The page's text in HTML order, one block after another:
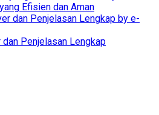
Efisien dan Aman
Penjelasan Lengkap